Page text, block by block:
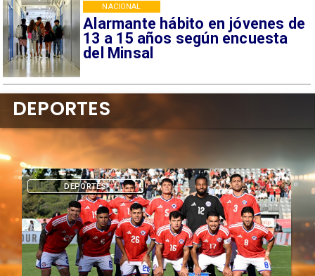
Alarmante hábito en jóvenes de
13 a 15 años según encuesta
del Minsal
NACIONAL
DEPORTES
DEPORTES